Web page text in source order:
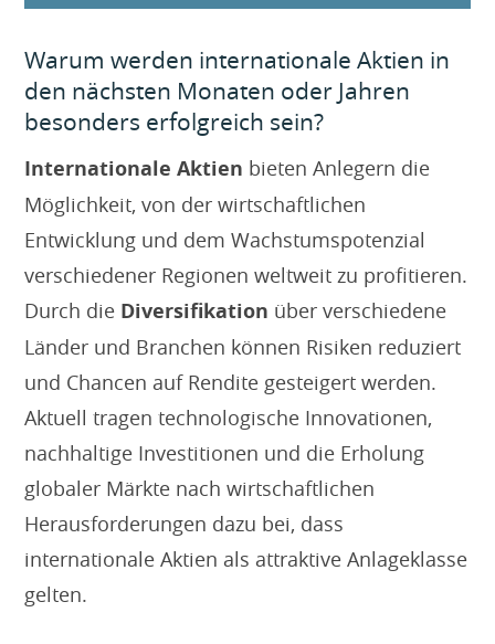
Warum werden internationale Aktien in
den nächsten Monaten oder Jahren
besonders erfolgreich sein?
Internationale Aktien bieten Anlegern die
Möglichkeit, von der wirtschaftlichen
Entwicklung und dem Wachstumspotenzial
verschiedener Regionen weltweit zu profitieren.
Durch die Diversifikation über verschiedene
Länder und Branchen können Risiken reduziert
und Chancen auf Rendite gesteigert werden.
Aktuell tragen technologische Innovationen,
nachhaltige Investitionen und die Erholung
globaler Märkte nach wirtschaftlichen
Herausforderungen dazu bei, dass
internationale Aktien als attraktive Anlageklasse
gelten.